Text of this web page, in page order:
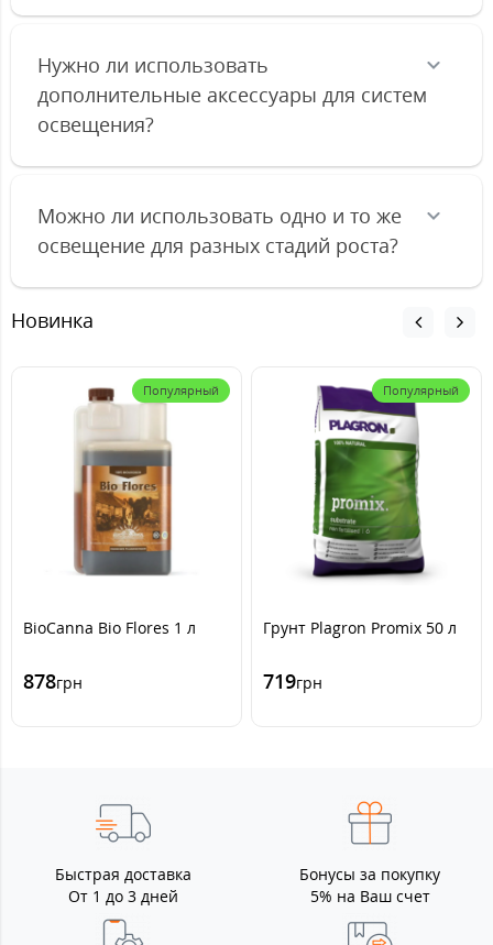
Нужно ли использовать
дополнительные аксессуары для систем
освещения?
Можно ли использовать одно и то же
освещение для разных стадий роста?
Новинка
Популярный
BioCanna Bio Flores 1 л
878грн
Популярный
Грунт Plagron Promix 50 л
719грн
Быстрая доставка
От 1 до 3 дней
Бонусы за покупку
5% на Ваш счет